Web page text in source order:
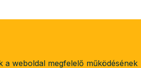
a weboldal megfelelő működésének